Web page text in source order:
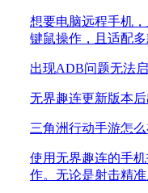
想要电脑远程手机
键鼠操作，且适配
出现ADB问题无法
无界趣连更新版本
三角洲行动手游怎
使用无界趣连的手
作。无论是射击精